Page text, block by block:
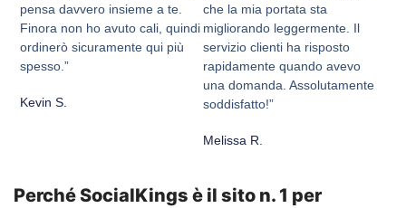
pensa davvero insieme a te.
Finora non ho avuto cali, quindi
ordinerò sicuramente qui più
spesso.”
Kevin S.
che la mia portata sta
migliorando leggermente. Il
servizio clienti ha risposto
rapidamente quando avevo
una domanda. Assolutamente
soddisfatto!”
Melissa R.
Perché SocialKings è il sito n. 1 per